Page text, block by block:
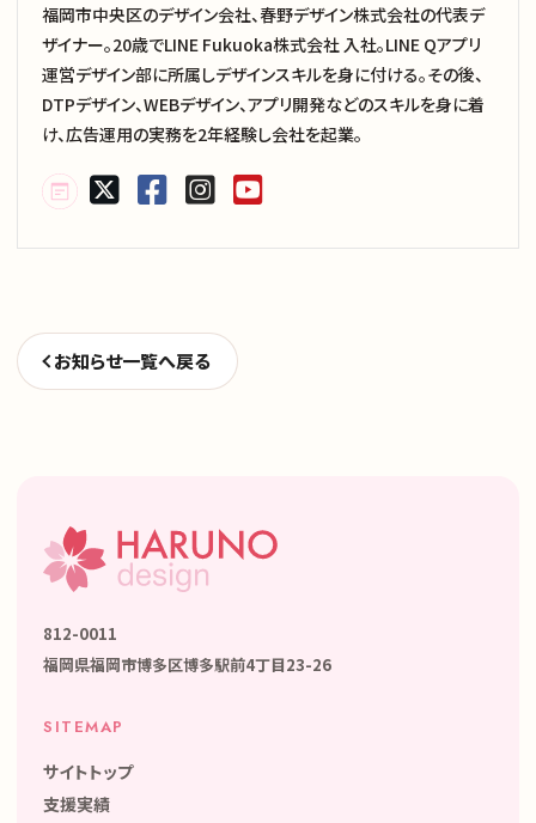
福岡市中央区のデザイン会社、春野デザイン株式会社の代表デ
ザイナー。20歳でLINE Fukuoka株式会社 入社。LINE Qアプリ
運営デザイン部に所属しデザインスキルを身に付ける。その後、
DTPデザイン、WEBデザイン、アプリ開発などのスキルを身に着
け、広告運用の実務を2年経験し会社を起業。
お知らせ一覧へ戻る
812-0011
福岡県福岡市博多区博多駅前4丁目23-26
SITEMAP
サイトトップ
支援実績